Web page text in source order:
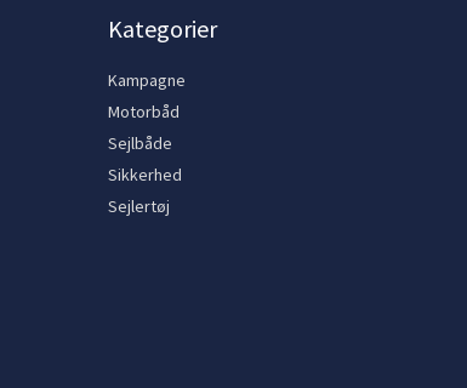
Kategorier
Kampagne
Motorbåd
Sejlbåde
Sikkerhed
Sejlertøj